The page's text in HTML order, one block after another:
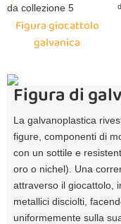
Figura giocattolo
galvanica
Figura di
La galvanoplastica
figure, componenti di
con un sottile e
oro o nichel). Una
attraverso il giocattolo,
metallici disciolti,
uniformemente sulla